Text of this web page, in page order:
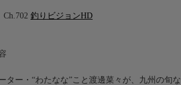
Ch.702 釣りビジョンHD
ター・“わたなな”こと渡邊菜々が、九州の旬